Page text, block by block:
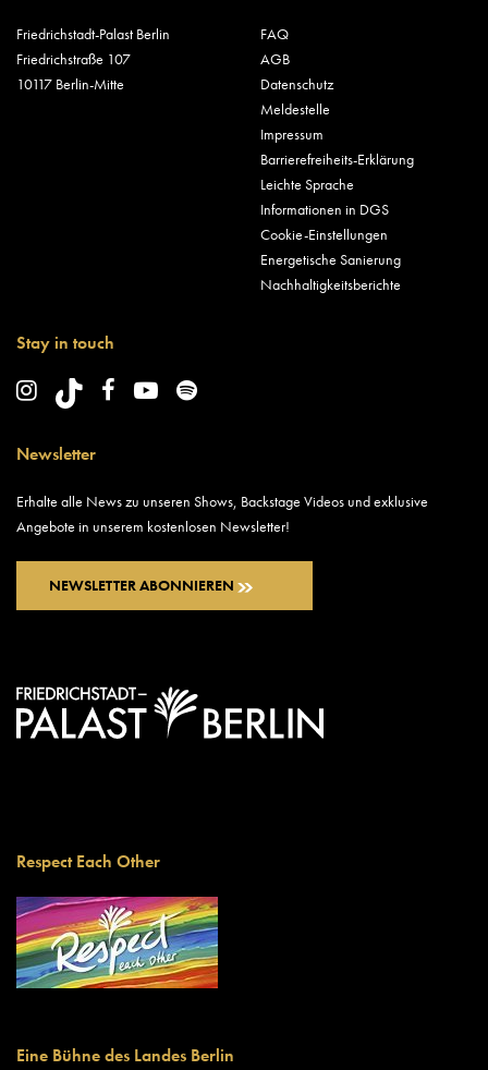
Friedrichstadt-Palast Berlin
Friedrichstraße 107
10117 Berlin-Mitte
FAQ
AGB
Datenschutz
Meldestelle
Impressum
Barrierefreiheits-Erklärung
Leichte Sprache
Informationen in DGS
Cookie-Einstellungen
Energetische Sanierung
Nachhaltigkeitsberichte
Stay in touch
Newsletter
Erhalte alle News zu unseren Shows, Backstage Videos und exklusive
Angebote in unserem kostenlosen Newsletter!
NEWSLETTER ABONNIEREN
Respect Each Other
Eine Bühne des Landes Berlin